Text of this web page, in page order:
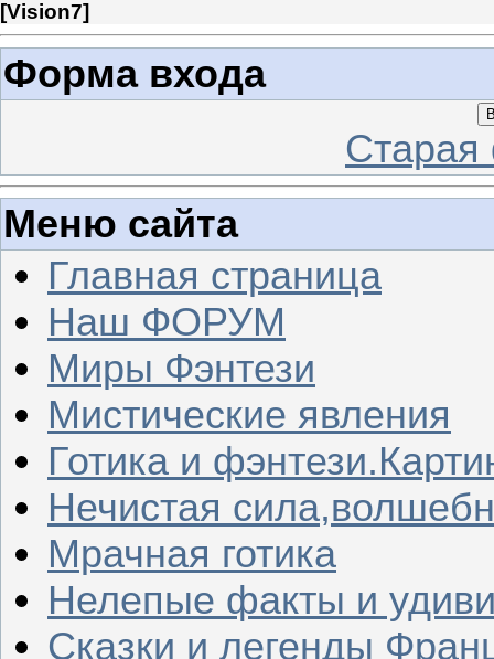
[Vision7]
Форма входа
Меню сайта
Главная страница
Наш ФОРУМ
Миры Фэнтези
Мистические явления
Готика и
Нечистая
Мрачная готика
Нелепые факты и
Сказки и легенды